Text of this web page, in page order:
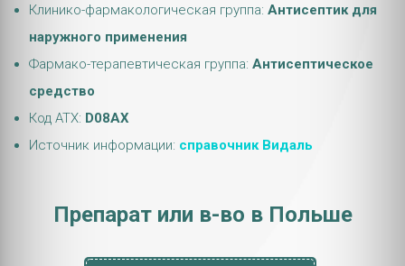
Клинико-фармакологическая группа: Антисептик для
наружного применения
Фармако-терапевтическая группа: Антисептическое
средство
Код АТХ: D08AX
Источник информации: справочник Видаль
Препарат или в-во в Польше